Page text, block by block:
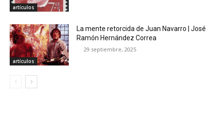
artículos
artículos
La mente retorcida de Juan Navarro | José
Ramón Hernández Correa
29 septiembre, 2025